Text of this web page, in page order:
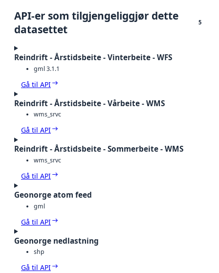
API-er som tilgjengeliggjør dette
datasettet
5
Reindrift - Årstidsbeite - Vinterbeite - WFS
gml 3.1.1
Gå til API
Reindrift - Årstidsbeite - Vårbeite - WMS
wms_srvc
Gå til API
Reindrift - Årstidsbeite - Sommerbeite - WMS
wms_srvc
Gå til API
Geonorge atom feed
gml
Gå til API
Geonorge nedlastning
shp
Gå til API